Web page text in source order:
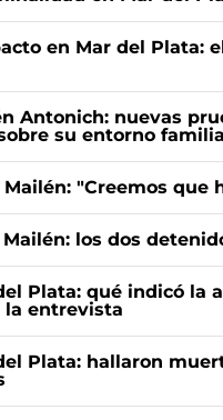
en Mar del Plata:
Antonich: nuevas
su entorno
"Creemos que
los dos
Plata: qué indicó la
la entrevista
Plata: hallaron